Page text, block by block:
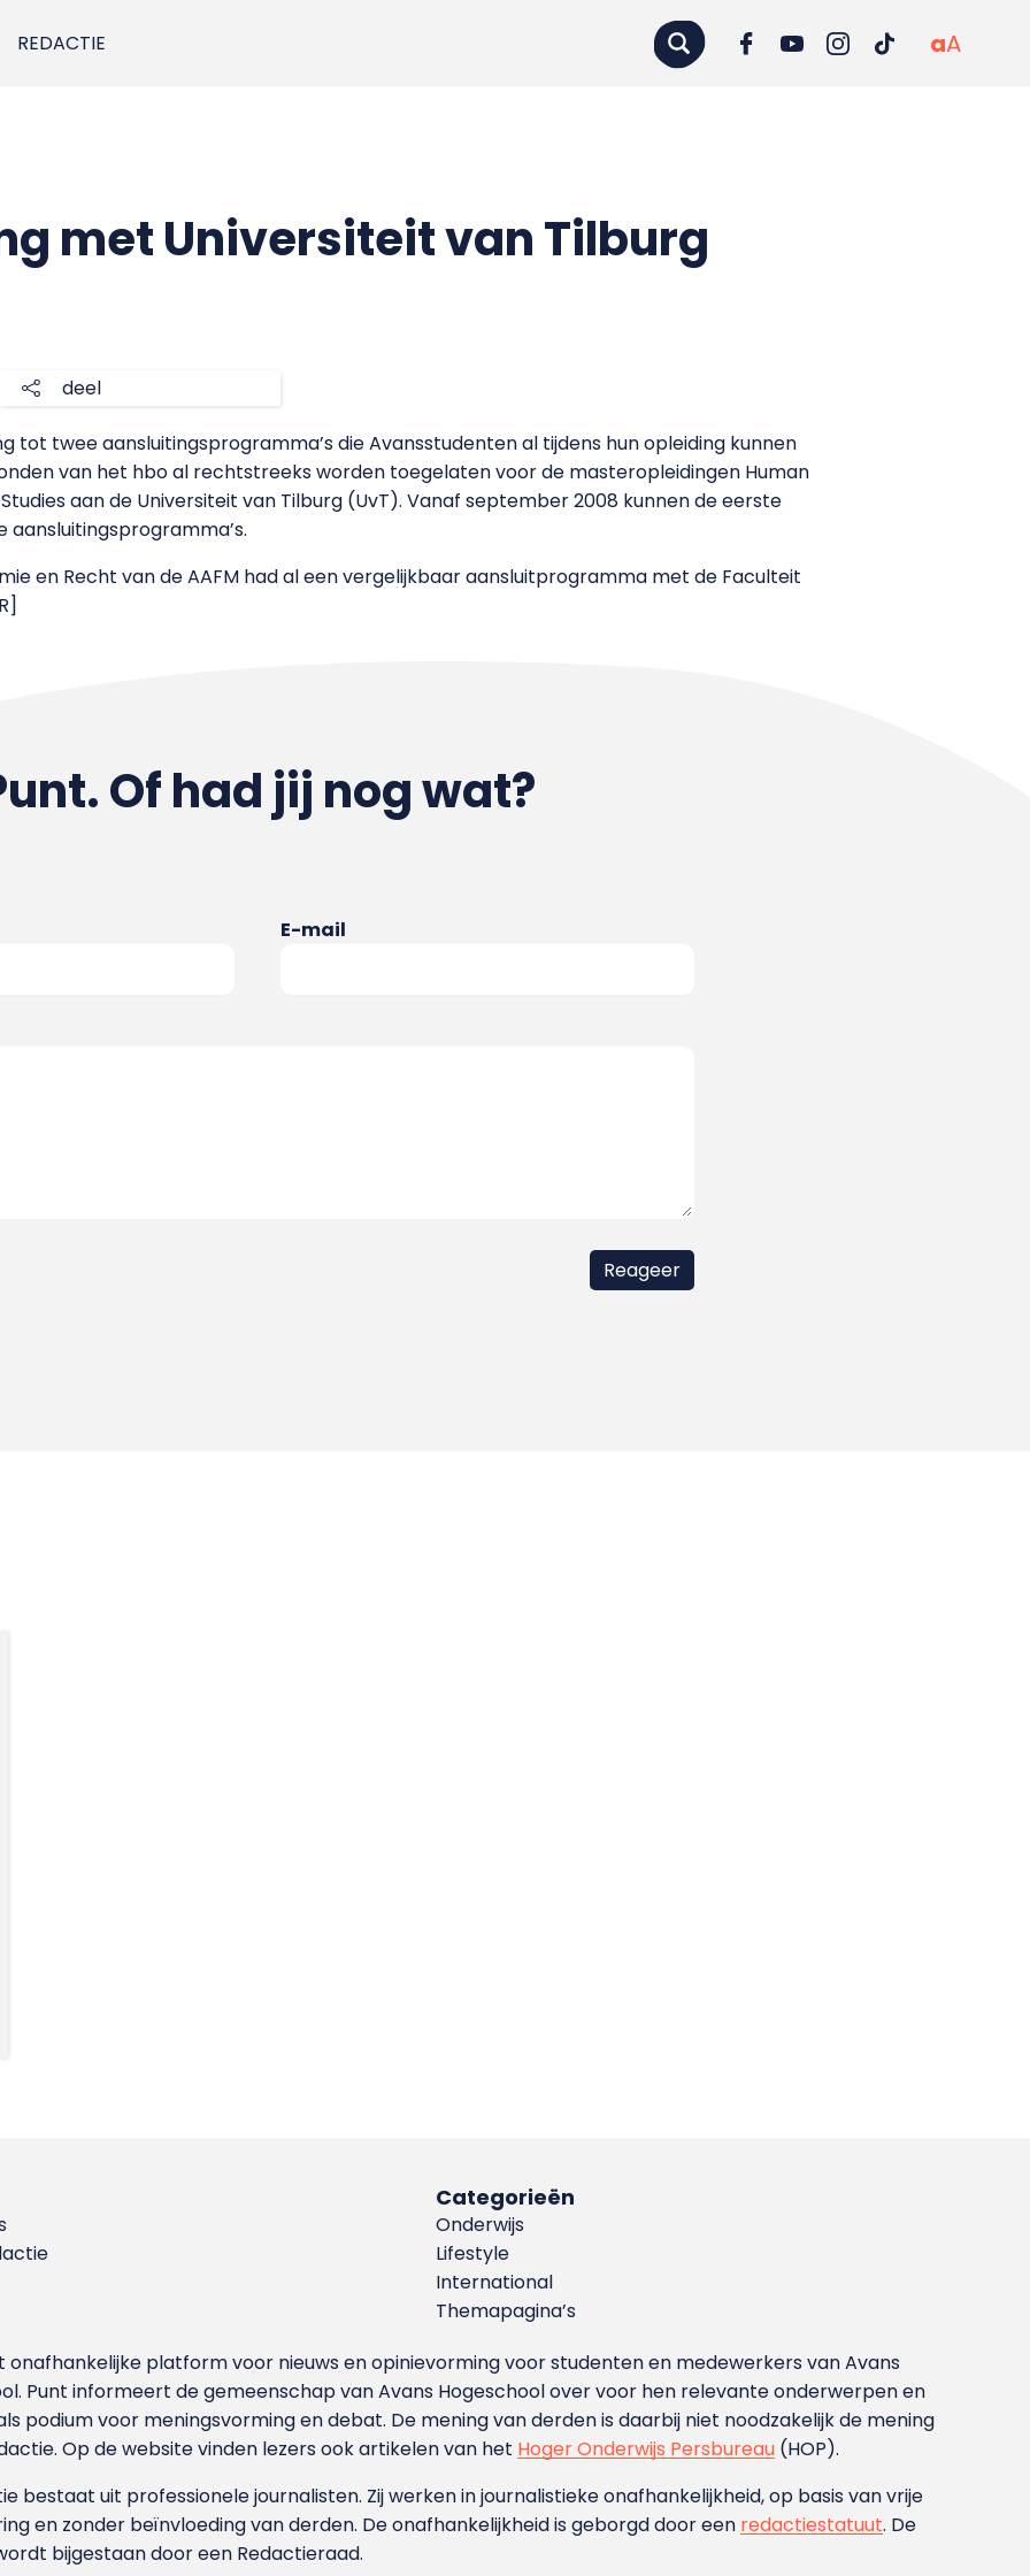
REDACTIE aA
met Universiteit van Tilburg
deel
tot twee aansluitingsprogramma’s die Avansstudenten al tijdens hun opleiding kunnen
van het hbo al rechtstreeks worden toegelaten voor de masteropleidingen Human
aan de Universiteit van Tilburg (UvT). Vanaf september 2008 kunnen de eerste
en Recht van de AAFM had al een vergelijkbaar aansluitprogramma met de Faculteit
Of had jij nog wat?
E-mail
Categorieën
Onderwijs
Lifestyle
International
Themapagina’s
onafhankelijke platform voor nieuws en opinievorming voor studenten en medewerkers van Avans
Punt informeert de gemeenschap van Avans Hogeschool over voor hen relevante onderwerpen en
podium voor meningsvorming en debat. De mening van derden is daarbij niet noodzakelijk de mening
Op de website vinden lezers ook artikelen van het Hoger Onderwijs Persbureau (HOP).
bestaat uit professionele journalisten. Zij werken in journalistieke onafhankelijkheid, op basis van vrije
en zonder beïnvloeding van derden. De onafhankelijkheid is geborgd door een redactiestatuut. De
bijgestaan door een Redactieraad.